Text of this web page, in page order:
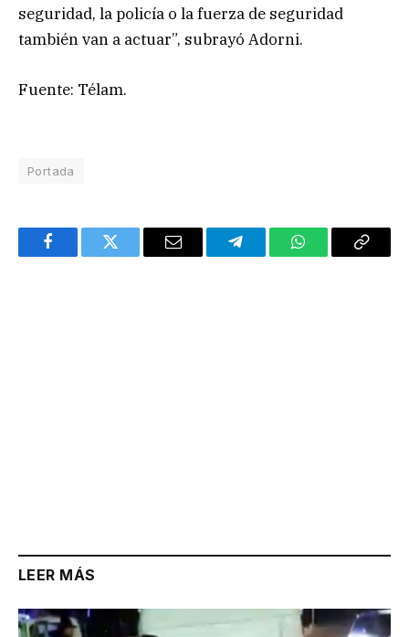
seguridad, la policía o la fuerza de seguridad
también van a actuar”, subrayó Adorni.
Fuente: Télam.
Portada
FacebookTwitter Email TelegramWhatsAppCopy
LEER MÁS